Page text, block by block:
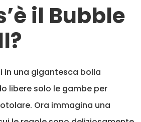
il Bubble
in una gigantesca bolla
libere solo le gambe per
Ora immagina una